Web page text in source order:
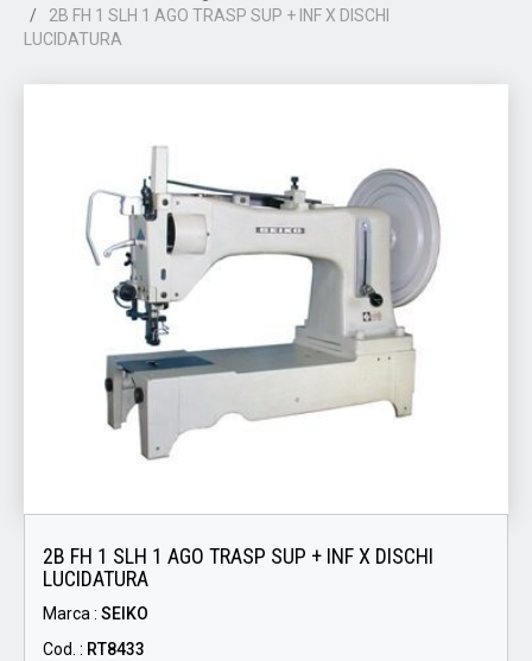
2B FH 1 SLH 1 AGO TRASP SUP + INF X DISCHI
LUCIDATURA
2B FH 1 SLH 1 AGO TRASP SUP + INF X DISCHI
LUCIDATURA
Marca : SEIKO
Cod. : RT8433